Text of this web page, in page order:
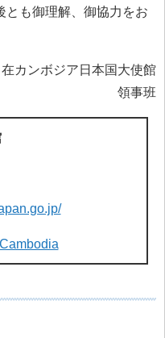
とも御理解、御協力をお
在カンボジア日本国大使館
領事班